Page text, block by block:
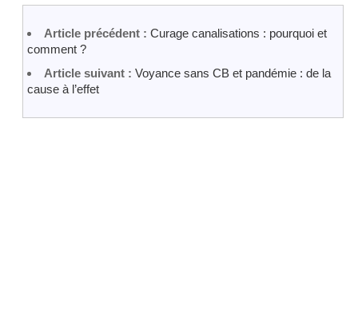
Article précédent : Curage canalisations : pourquoi et
comment ?
Article suivant : Voyance sans CB et pandémie : de la
cause à l’effet